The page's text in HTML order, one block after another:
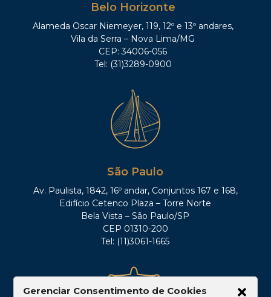
Belo Horizonte
Alameda Oscar Niemeyer, 119, 12º e 13º andares,
Vila da Serra – Nova Lima/MG
CEP: 34006-056
Tel: (31)3289-0900
São Paulo
Av. Paulista, 1842, 16º andar, Conjuntos 167 e 168,
Edifício Cetenco Plaza – Torre Norte
Bela Vista – São Paulo/SP
CEP 01310-200
Tel: (11)3061-1665
Gerenciar Consentimento de Cookies